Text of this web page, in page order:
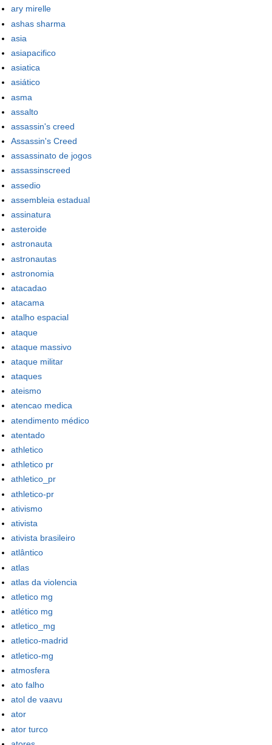
ary mirelle
ashas sharma
asia
asiapacifico
asiatica
asiático
asma
assalto
assassin's creed
Assassin's Creed
assassinato de jogos
assassinscreed
assedio
assembleia estadual
assinatura
asteroide
astronauta
astronautas
astronomia
atacadao
atacama
atalho espacial
ataque
ataque massivo
ataque militar
ataques
ateismo
atencao medica
atendimento médico
atentado
athletico
athletico pr
athletico_pr
athletico-pr
ativismo
ativista
ativista brasileiro
atlântico
atlas
atlas da violencia
atletico mg
atlético mg
atletico_mg
atletico-madrid
atletico-mg
atmosfera
ato falho
atol de vaavu
ator
ator turco